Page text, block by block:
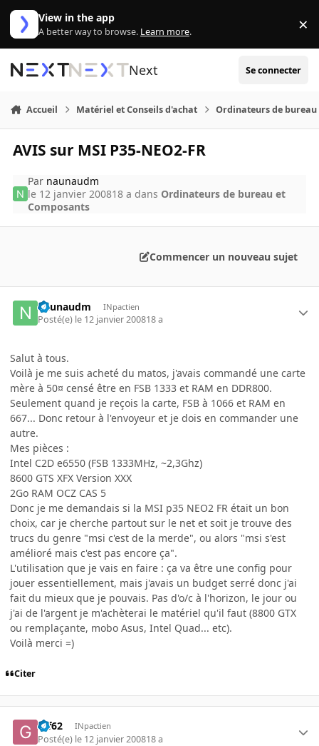
Aller au contenu
View in the app
A better way to browse. Learn more. ×
Next Se connecter
Accueil Matériel et Conseils d'achat Ordinateurs de bureau
AVIS sur MSI P35-NEO2-FR
Par naunaudm
le 12 janvier 200818 a dans Ordinateurs de bureau et
Composants
Commencer un nouveau sujet
naunaudm INpactien
Posté(e) le 12 janvier 200818 a
Salut à tous.
Voilà je me suis acheté du matos, j'avais commandé une carte
mère à 50¤ censé être en FSB 1333 et RAM en DDR800.
Seulement quand je reçois la carte, FSB à 1066 et RAM en
667... Donc retour à l'envoyeur et je dois en commander une
autre.
Mes pièces :
Intel C2D e6550 (FSB 1333MHz, ~2,3Ghz)
8600 GTS XFX Version XXX
2Go RAM OCZ CAS 5
Donc je me demandais si la MSI p35 NEO2 FR était un bon
choix, car je cherche partout sur le net et soit je trouve des
trucs du genre "msi c'est de la merde", ou alors "msi s'est
amélioré mais c'est pas encore ça".
L'utilisation que je vais en faire : ça va être une config pour
jouer essentiellement, mais j'avais un budget serré donc j'ai
fait du mieux que je pouvais. Pas d'o/c à l'horizon, le jour ou
j'ai de l'argent je m'achèterai le matériel qu'il faut (8800 GTX
ou remplaçante, mobo Asus, Intel Quad... etc).
Voilà merci =)
Citer
Gif62 INpactien
Posté(e) le 12 janvier 200818 a